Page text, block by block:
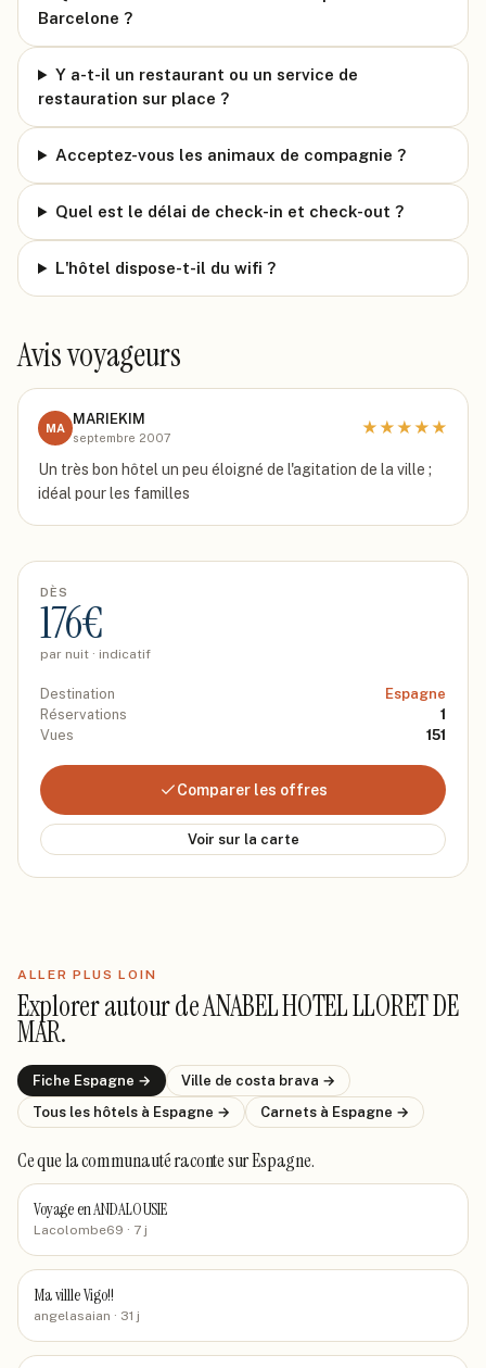
Barcelone ?
Y a-t-il un restaurant ou un service de
restauration sur place ?
Acceptez-vous les animaux de compagnie ?
Quel est le délai de check-in et check-out ?
L'hôtel dispose-t-il du wifi ?
Avis voyageurs
MA
MARIEKIM
septembre 2007
★★★★★
Un très bon hôtel un peu éloigné de l'agitation de la ville ;
idéal pour les familles
DÈS
176€
par nuit · indicatif
Destination
Espagne
Réservations
1
Vues
151
Comparer les offres
Voir sur la carte
ALLER PLUS LOIN
Explorer autour deANABEL HOTEL LLORET DE
MAR.
Fiche Espagne → Ville de costa brava →
Tous les hôtels à Espagne → Carnets à Espagne →
Ce que la communauté racontesur Espagne.
Voyage en ANDALOUSIE
Lacolombe69 · 7 j
Ma villle Vigo!!
angelasaian · 31 j